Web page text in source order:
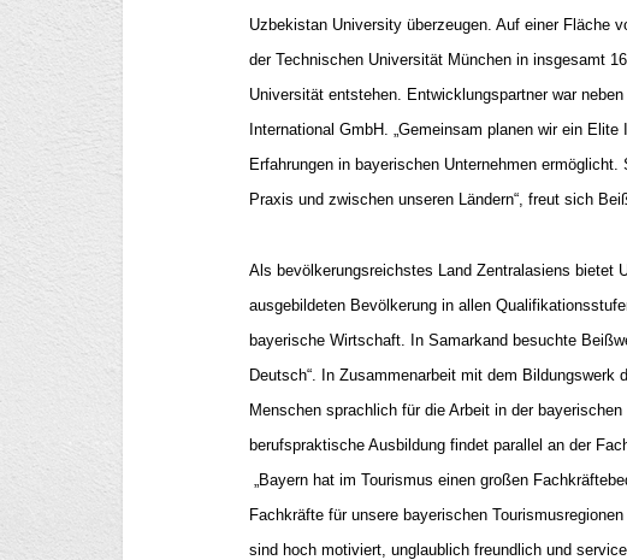
Uzbekistan University überzeugen. Auf einer Fläche
der Technischen Universität München in insgesamt
Universität entstehen. Entwicklungspartner war
International GmbH. „Gemeinsam planen wir ein
Erfahrungen in bayerischen Unternehmen
Praxis und zwischen unseren Ländern“, freut sich
Als bevölkerungsreichstes Land Zentralasiens bietet
ausgebildeten Bevölkerung in allen
bayerische Wirtschaft. In Samarkand besuchte
Deutsch“. In Zusammenarbeit mit dem
Menschen sprachlich für die Arbeit in der
berufspraktische Ausbildung findet parallel an der
„Bayern hat im Tourismus einen großen
Fachkräfte für unsere bayerischen
sind hoch motiviert, unglaublich freundlich und